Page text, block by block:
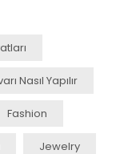
Nasıl Yapılır
Fashion
Jewelry